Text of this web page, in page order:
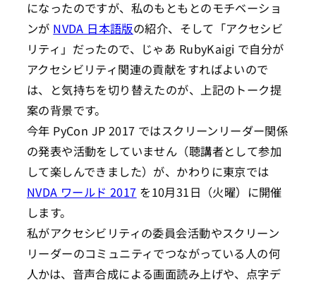
になったのですが、私のもともとのモチベーショ
ンが NVDA 日本語版の紹介、そして「アクセシビ
リティ」だったので、じゃあ RubyKaigi で自分が
アクセシビリティ関連の貢献をすればよいので
は、と気持ちを切り替えたのが、上記のトーク提
案の背景です。
今年 PyCon JP 2017 ではスクリーンリーダー関係
の発表や活動をしていません（聴講者として参加
して楽しんできました）が、かわりに東京では
NVDA ワールド 2017 を10月31日（火曜）に開催
します。
私がアクセシビリティの委員会活動やスクリーン
リーダーのコミュニティでつながっている人の何
人かは、音声合成による画面読み上げや、点字デ